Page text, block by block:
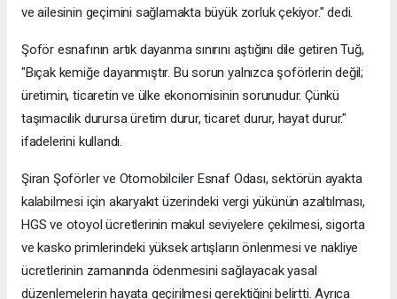
ve ailesinin geçimini sağlamakta büyük zorluk çekiyor." dedi.
Şoför esnafının artık dayanma sınırını aştığını dile getiren Tuğ,
"Bıçak kemiğe dayanmıştır. Bu sorun yalnızca şoförlerin değil;
üretimin, ticaretin ve ülke ekonomisinin sorunudur. Çünkü
taşımacılık durursa üretim durur, ticaret durur, hayat durur."
ifadelerini kullandı.
Şiran Şoförler ve Otomobilciler Esnaf Odası, sektörün ayakta
kalabilmesi için akaryakıt üzerindeki vergi yükünün azaltılması,
HGS ve otoyol ücretlerinin makul seviyelere çekilmesi, sigorta
ve kasko primlerindeki yüksek artışların önlenmesi ve nakliye
ücretlerinin zamanında ödenmesini sağlayacak yasal
düzenlemelerin hayata geçirilmesi gerektiğini belirtti. Ayrıca